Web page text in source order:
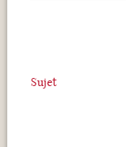
Sujet